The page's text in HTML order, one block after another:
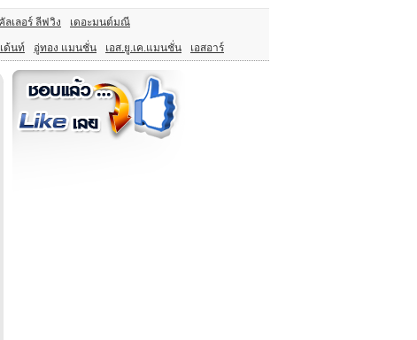
ลเลอร์ ลีฟวิง เดอะมนต์มณี
ด้นท์ อู่ทอง แมนชั่น เอส.ยู.เค.แมนชั่น เอสอาร์